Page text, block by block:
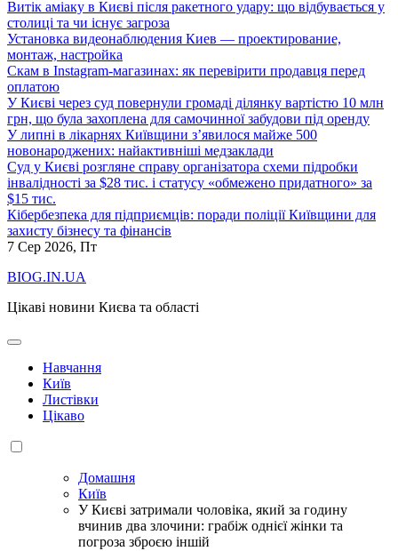
Витік аміаку в Києві після ракетного удару: що відбувається у
столиці та чи існує загроза
Установка видеонаблюдения Киев — проектирование,
монтаж, настройка
Скам в Instagram-магазинах: як перевірити продавця перед
оплатою
У Києві через суд повернули громаді ділянку вартістю 10 млн
грн, що була захоплена для самочинної забудови під оренду
У липні в лікарнях Київщини з’явилося майже 500
новонароджених: найактивніші медзаклади
Суд у Києві розгляне справу організатора схеми підробки
інвалідності за $28 тис. і статусу «обмежено придатного» за
$15 тис.
Кібербезпека для підприємців: поради поліції Київщини для
захисту бізнесу та фінансів
7 Сер 2026, Пт
BIOG.IN.UA
Цікаві новини Києва та області
Навчання
Київ
Листівки
Цікаво
Домашня
Київ
У Києві затримали чоловіка, який за годину
вчинив два злочини: грабіж однієї жінки та
погроза зброєю іншій